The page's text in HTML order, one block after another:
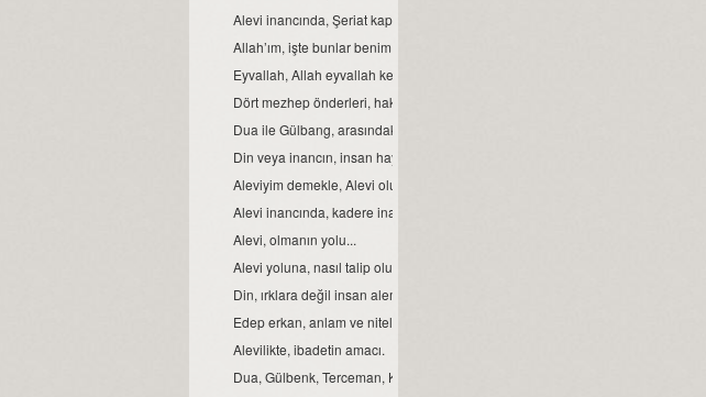
Alevi inancında, Şeriat kapısı.
Allah’ım, işte bunlar benim Ehli Beyt’imdir...
Eyvallah, Allah eyvallah kelime anlamları.
Dört mezhep önderleri, hakkında.
Dua ile Gülbang, arasındaki fark.
Din veya inancın, insan hayatındaki yeri ve önemi.
Aleviyim demekle, Alevi olunmaz.
Alevi inancında, kadere inanmak veya kadercilik var mıdır?
Alevi, olmanın yolu...
Alevi yoluna, nasıl talip olunur?
Din, ırklara değil insan alemine inmiştir.
Edep erkan, anlam ve nitelikleri.
Alevilikte, ibadetin amacı.
Dua, Gülbenk, Terceman, Kelime-i Tevhid ve Salavat manaları...